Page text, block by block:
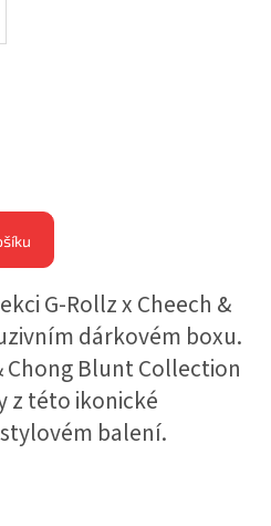
G-Rollz x Cheech &
dárkovém boxu.
Chong Blunt Collection
z této ikonické
balení.